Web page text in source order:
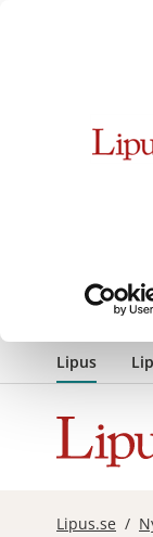
Hoppa till innehåll
Lipus
Lipus.se /